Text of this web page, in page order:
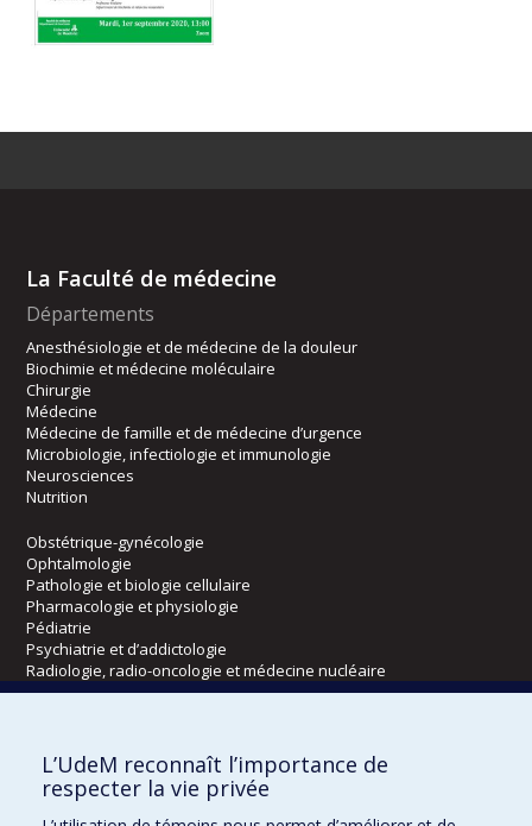
La Faculté de médecine
Départements
Anesthésiologie et de médecine de la douleur
Biochimie et médecine moléculaire
Chirurgie
Médecine
Médecine de famille et de médecine d’urgence
Microbiologie, infectiologie et immunologie
Neurosciences
Nutrition
Obstétrique-gynécologie
Ophtalmologie
Pathologie et biologie cellulaire
Pharmacologie et physiologie
Pédiatrie
Psychiatrie et d’addictologie
Radiologie, radio-oncologie et médecine nucléaire
Écoles
Kinésiologie et des sciences de l’activité physique
Orthophonie et audiologie
L’UdeM reconnaît l’importance de
respecter la vie privée